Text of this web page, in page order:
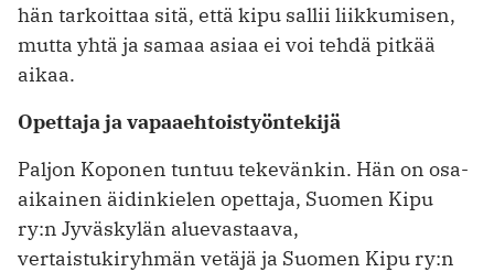
hän tarkoittaa sitä, että kipu sallii liikkumisen,
mutta yhtä ja samaa asiaa ei voi tehdä pitkää
aikaa.
Opettaja ja vapaaehtoistyöntekijä
Paljon Koponen tuntuu tekevänkin. Hän on osa-
aikainen äidinkielen opettaja, Suomen Kipu
ry:n Jyväskylän aluevastaava,
vertaistukiryhmän vetäjä ja Suomen Kipu ry:n